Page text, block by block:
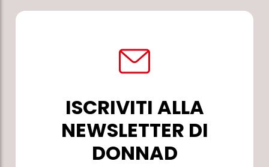
ISCRIVITI ALLA
NEWSLETTER DI
DONNAD